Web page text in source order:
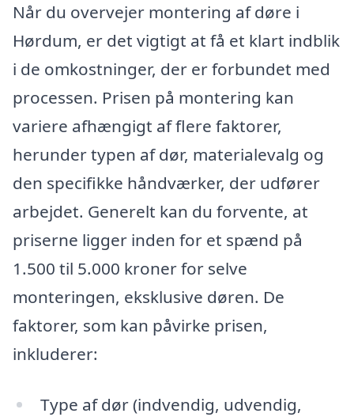
Når du overvejer montering af døre i
Hørdum, er det vigtigt at få et klart indblik
i de omkostninger, der er forbundet med
processen. Prisen på montering kan
variere afhængigt af flere faktorer,
herunder typen af dør, materialevalg og
den specifikke håndværker, der udfører
arbejdet. Generelt kan du forvente, at
priserne ligger inden for et spænd på
1.500 til 5.000 kroner for selve
monteringen, eksklusive døren. De
faktorer, som kan påvirke prisen,
inkluderer:
Type af dør (indvendig, udvendig,